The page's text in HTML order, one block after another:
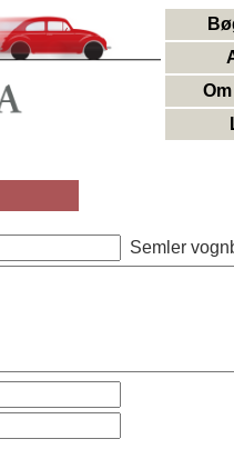
Semler